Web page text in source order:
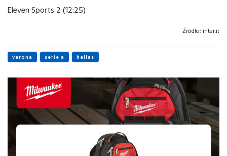
Eleven Sports 2 (12:25)
Źródło: inter.it
verona serie a hellas